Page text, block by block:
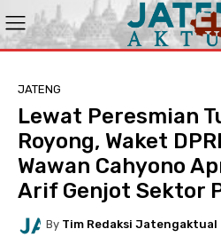
JATENG
Lewat Peresmian
Royong, Waket
Wawan Cahyono
Arif Genjot Sektor
By Tim Redaksi Jatengaktual